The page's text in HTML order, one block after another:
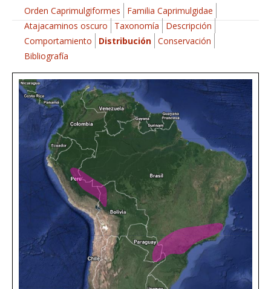
Orden Caprimulgiformes
Familia Caprimulgidae
Atajacaminos oscuro
Taxonomía
Descripción
Comportamiento
Distribución Conservación
Bibliografía